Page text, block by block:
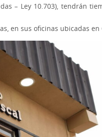
– Ley 10.703), tendrán
en sus oficinas ubicadas en